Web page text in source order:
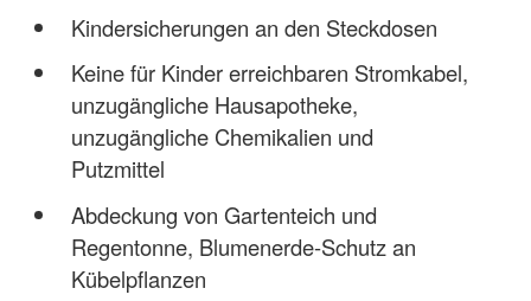
Kindersicherungen an den Steckdosen
Keine für Kinder erreichbaren Stromkabel,
unzugängliche Hausapotheke,
unzugängliche Chemikalien und
Putzmittel
Abdeckung von Gartenteich und
Regentonne, Blumenerde-Schutz an
Kübelpflanzen